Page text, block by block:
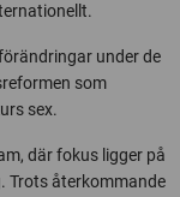
under de
som
sex.
där fokus ligger på
Trots återkommande